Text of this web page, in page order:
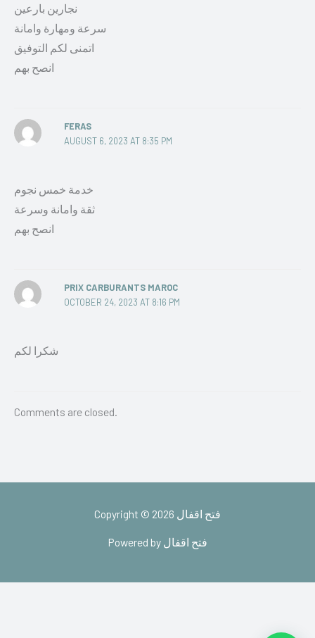
نجارين بارعين
سرعة ومهارة وامانة
اتمنى لكم التوفيق
انصح بهم
FERAS
AUGUST 6, 2023 AT 8:35 PM
خدمة خمس نجوم
ثقة وامانة وسرعة
انصح بهم
PRIX CARBURANTS MAROC
OCTOBER 24, 2023 AT 8:16 PM
شكرا لكم
Comments are closed.
Copyright © 2026 فتح اقفال
Powered by فتح اقفال